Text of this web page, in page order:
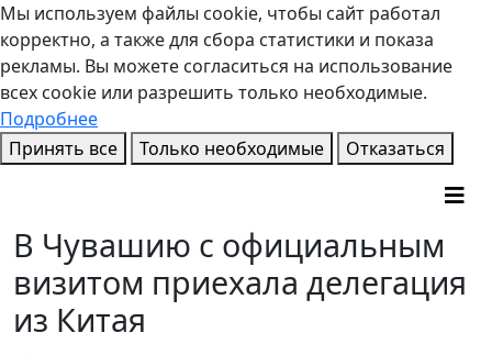
Мы используем файлы cookie, чтобы сайт работал
корректно, а также для сбора статистики и показа
рекламы. Вы можете согласиться на использование
всех cookie или разрешить только необходимые.
Подробнее
Принять все
Только необходимые Отказаться
В Чувашию с официальным
визитом приехала делегация
из Китая